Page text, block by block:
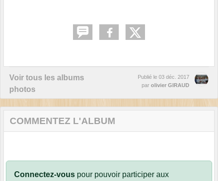
Voir tous les albums
photos
Publié le 03 déc. 2017
par olivier GIRAUD
COMMENTEZ L'ALBUM
Connectez-vous pour pouvoir participer aux